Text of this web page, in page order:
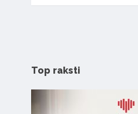
Top raksti